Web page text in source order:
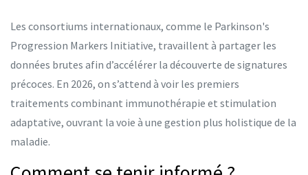
Les consortiums internationaux, comme le Parkinson's
Progression Markers Initiative, travaillent à partager les
données brutes afin d’accélérer la découverte de signatures
précoces. En 2026, on s’attend à voir les premiers
traitements combinant immunothérapie et stimulation
adaptative, ouvrant la voie à une gestion plus holistique de la
maladie.